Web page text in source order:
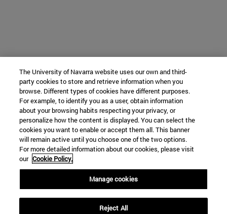
The University of Navarra website uses our own and third-
party cookies to store and retrieve information when you
browse. Different types of cookies have different purposes.
For example, to identify you as a user, obtain information
about your browsing habits respecting your privacy, or
personalize how the content is displayed. You can select the
cookies you want to enable or accept them all. This banner
will remain active until you choose one of the two options.
For more detailed information about our cookies, please visit
our Cookie Policy.
Manage cookies
Reject All